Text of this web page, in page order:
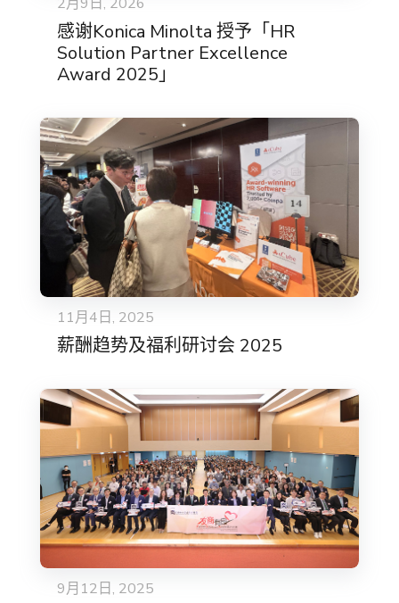
感谢Konica Minolta 授予「HR
Solution Partner Excellence
Award 2025」
11月4日, 2025
薪酬趋势及福利研讨会 2025
9月12日, 2025